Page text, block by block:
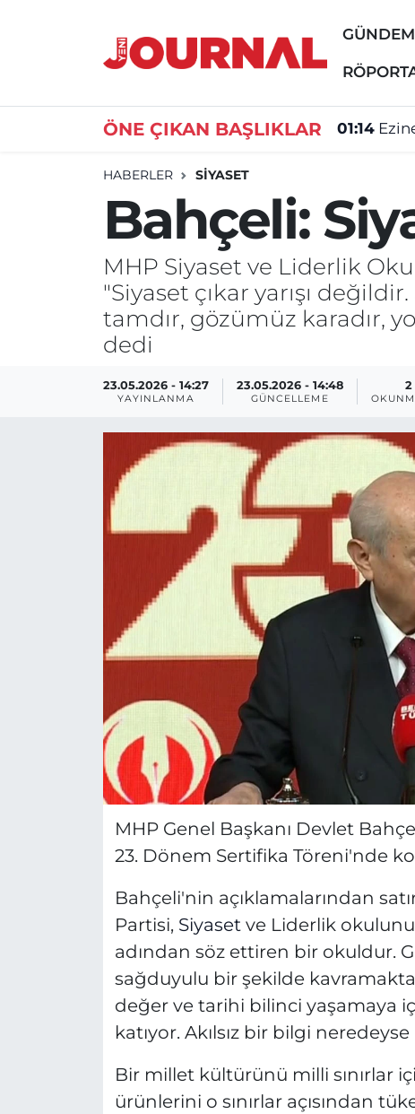
GÜNDEM
ÖNE ÇIKAN BAŞLIKLAR 01:14
HABERLER SİYASET
Bahçeli:
MHP Siyaset ve Liderlik
"Siyaset çıkar yarışı
tamdır, gözümüz karadır,
dedi
23.05.2026 - 14:27
YAYINLANMA
23.05.2026 - 14:48
GÜNCELLEME
2
MHP Genel Başkanı Devlet
23. Dönem Sertifika Töreni'nde
Bahçeli'nin açıklamalarından
Partisi, Siyasetve Liderlik
adından söz ettiren bir okuldur.
sağduyulu bir şekilde
değer ve tarihi bilinci yaşamaya
katıyor. Akılsız bir bilgi
Bir millet kültürünü milli sınırlar
ürünlerini o sınırlar açısından
GÜNDEM
DÜNYA
ÖZEL HABER
Nöbetçi Eczaneler
Süper Lig Puan Durumu ve Fikstür
Son Dakika Haberleri
Haber Arşivi